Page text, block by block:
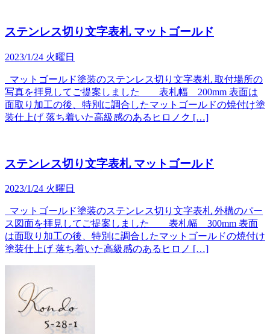
ステンレス切り文字表札 マットゴールド
2023/1/24 火曜日
マットゴールド塗装のステンレス切り文字表札 取付場所の
写真を拝見してご提案しました 表札幅 200mm 表面は
面取り加工の後、特別に調合したマットゴールドの焼付け塗
装仕上げ 落ち着いた高級感のあるヒロノク […]
ステンレス切り文字表札 マットゴールド
2023/1/24 火曜日
マットゴールド塗装のステンレス切り文字表札 外構のパー
ス図面を拝見してご提案しました 表札幅 300mm 表面
は面取り加工の後、特別に調合したマットゴールドの焼付け
塗装仕上げ 落ち着いた高級感のあるヒロノ […]